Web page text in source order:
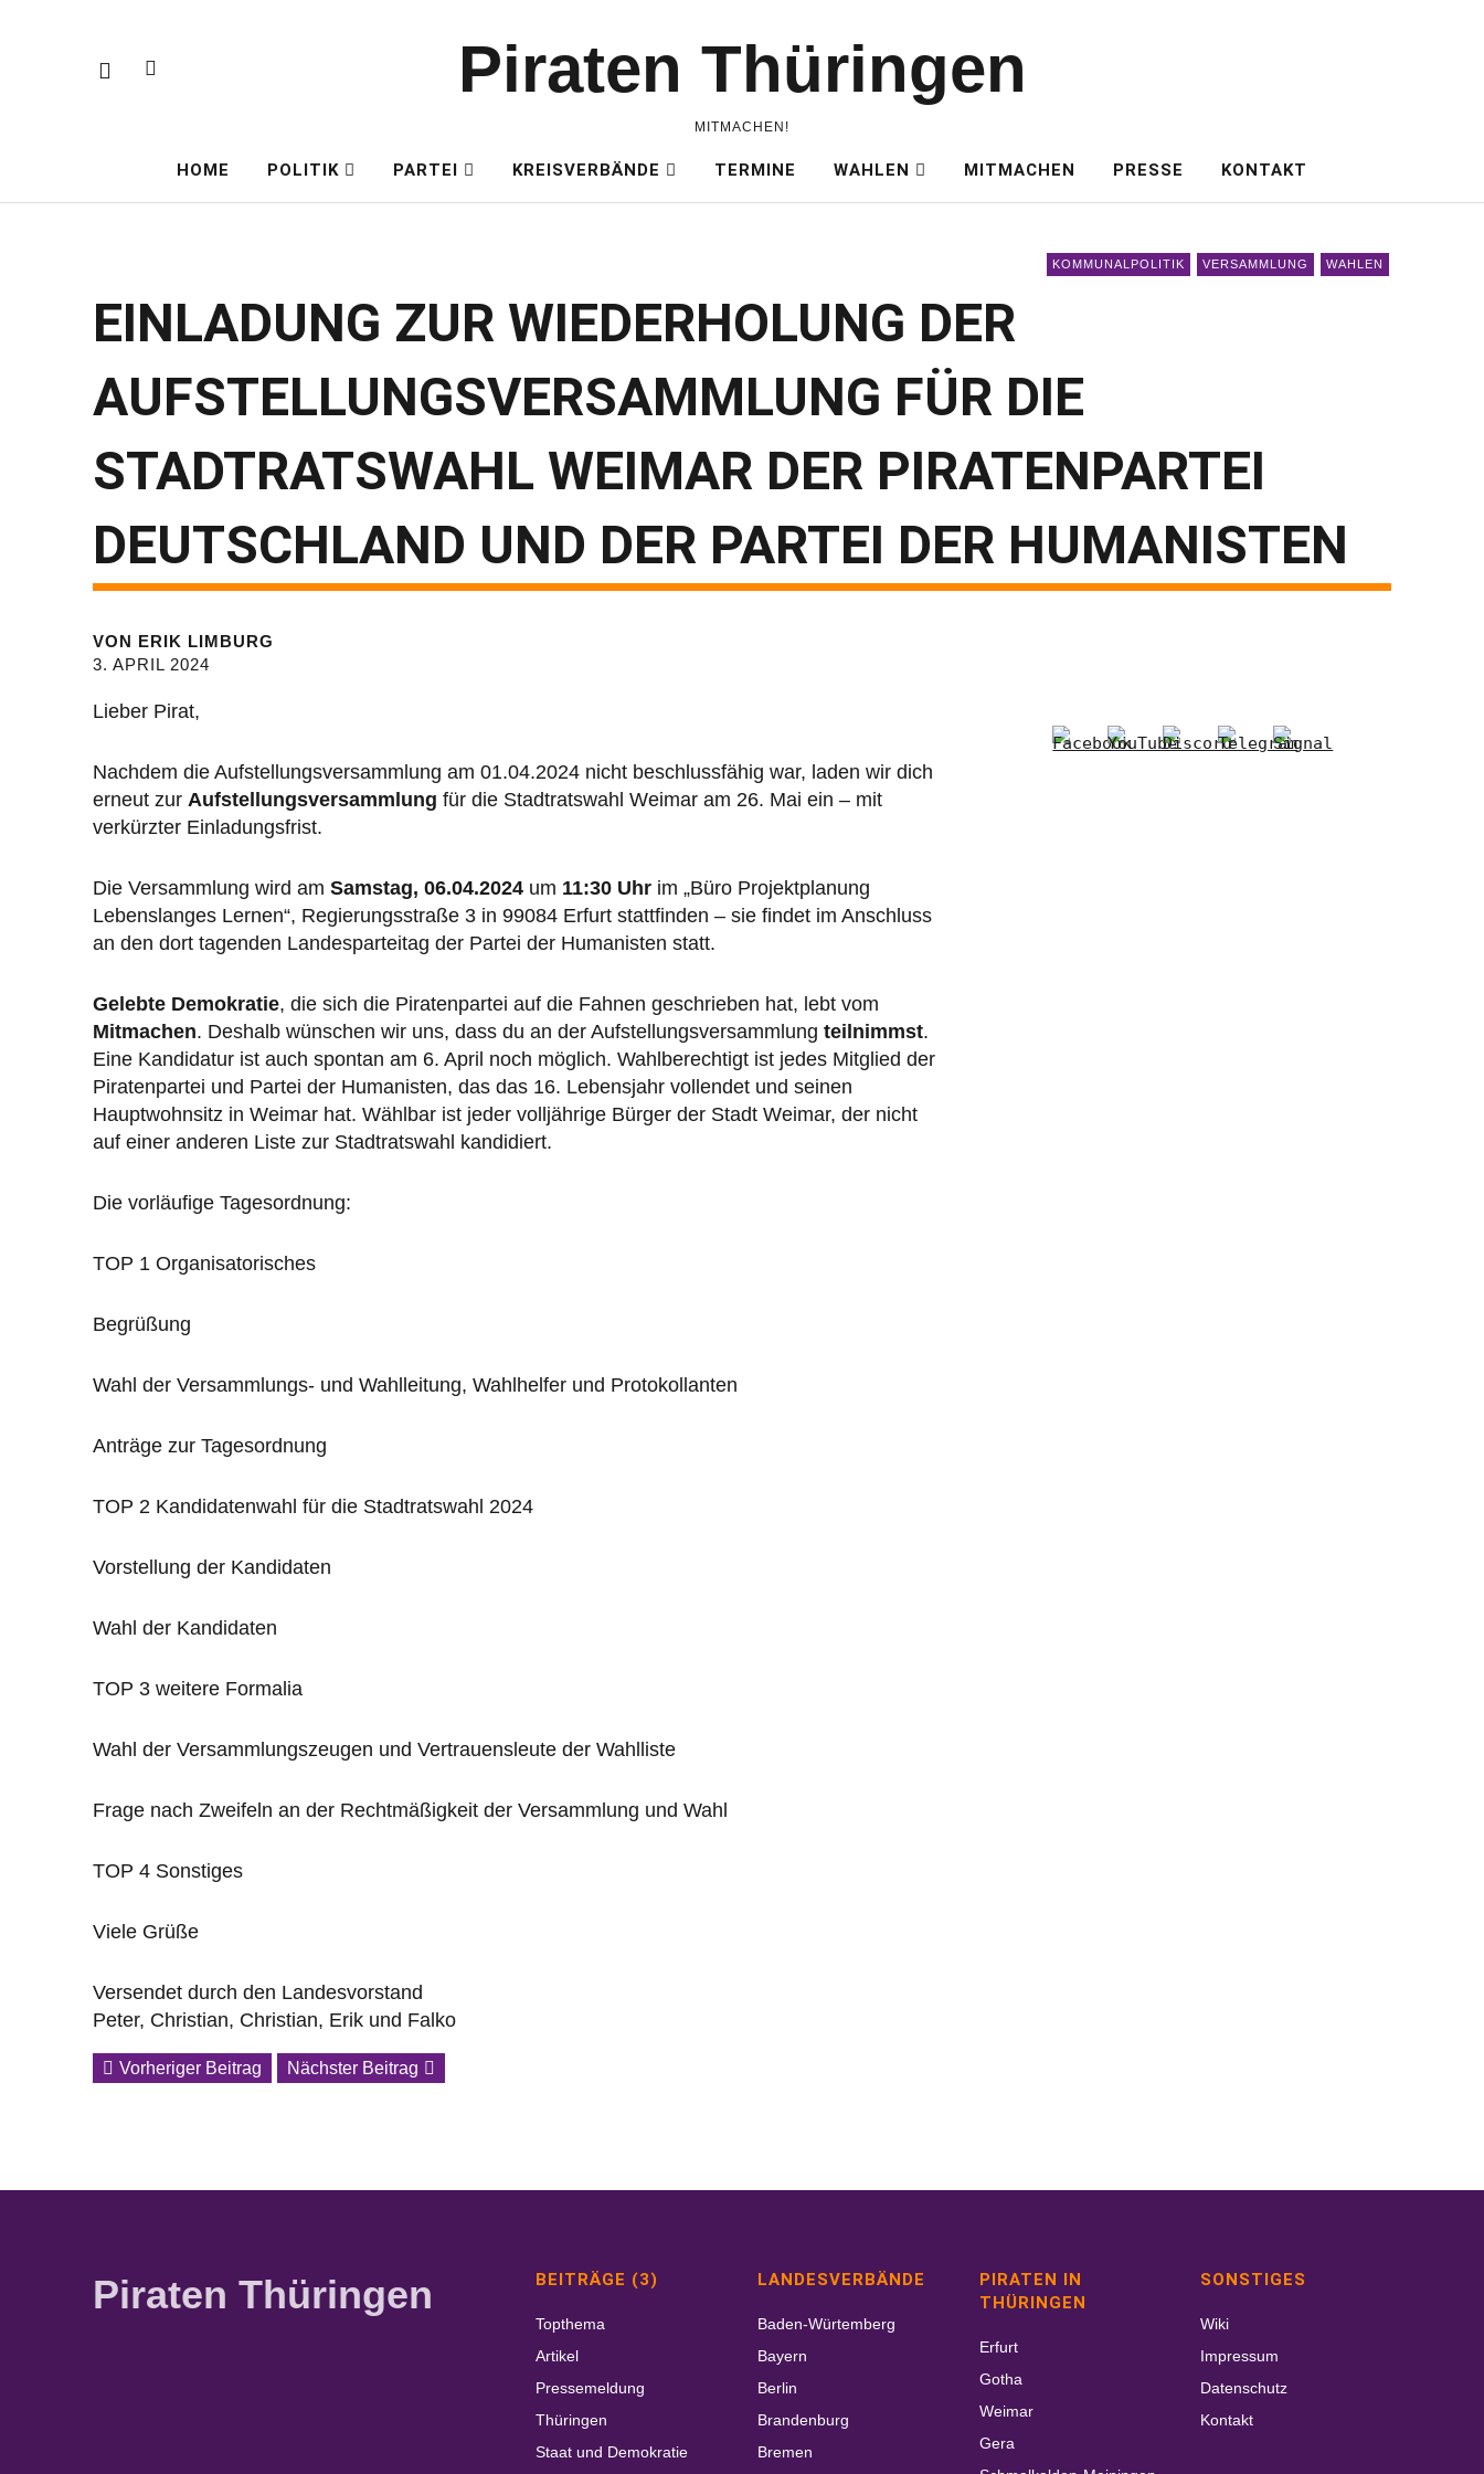
Piraten Thüringen
MITMACHEN!
HOME POLITIK PARTEI KREISVERBÄNDE TERMINE WAHLEN MITMACHEN PRESSE KONTAKT
KOMMUNALPOLITIK VERSAMMLUNG WAHLEN
EINLADUNG ZUR WIEDERHOLUNG DER
AUFSTELLUNGSVERSAMMLUNG FÜR DIE
STADTRATSWAHL WEIMAR DER PIRATENPARTEI
DEUTSCHLAND UND DER PARTEI DER HUMANISTEN
VON ERIK LIMBURG
3. APRIL 2024
Lieber Pirat,
Nachdem die Aufstellungsversammlung am 01.04.2024 nicht beschlussfähig war, laden wir dich
erneut zur Aufstellungsversammlung für die Stadtratswahl Weimar am 26. Mai ein – mit
verkürzter Einladungsfrist.
Die Versammlung wird am Samstag, 06.04.2024 um 11:30 Uhr im „Büro Projektplanung
Lebenslanges Lernen“, Regierungsstraße 3 in 99084 Erfurt stattfinden – sie findet im Anschluss
an den dort tagenden Landesparteitag der Partei der Humanisten statt.
Gelebte Demokratie, die sich die Piratenpartei auf die Fahnen geschrieben hat, lebt vom
Mitmachen. Deshalb wünschen wir uns, dass du an der Aufstellungsversammlung teilnimmst.
Eine Kandidatur ist auch spontan am 6. April noch möglich. Wahlberechtigt ist jedes Mitglied der
Piratenpartei und Partei der Humanisten, das das 16. Lebensjahr vollendet und seinen
Hauptwohnsitz in Weimar hat. Wählbar ist jeder volljährige Bürger der Stadt Weimar, der nicht
auf einer anderen Liste zur Stadtratswahl kandidiert.
Die vorläufige Tagesordnung:
TOP 1 Organisatorisches
Begrüßung
Wahl der Versammlungs- und Wahlleitung, Wahlhelfer und Protokollanten
Anträge zur Tagesordnung
TOP 2 Kandidatenwahl für die Stadtratswahl 2024
Vorstellung der Kandidaten
Wahl der Kandidaten
TOP 3 weitere Formalia
Wahl der Versammlungszeugen und Vertrauensleute der Wahlliste
Frage nach Zweifeln an der Rechtmäßigkeit der Versammlung und Wahl
TOP 4 Sonstiges
Viele Grüße
Versendet durch den Landesvorstand
Peter, Christian, Christian, Erik und Falko
Vorheriger Beitrag Nächster Beitrag
Piraten Thüringen BEITRÄGE (3)
Topthema
Artikel
Pressemeldung
Thüringen
Staat und Demokratie
LANDESVERBÄNDE
Baden-Würtemberg
Bayern
Berlin
Brandenburg
Bremen
PIRATEN IN
THÜRINGEN
Erfurt
Gotha
Weimar
Gera
SONSTIGES
Wiki
Impressum
Datenschutz
Kontakt